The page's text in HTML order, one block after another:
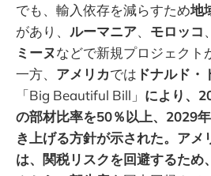
でも、輸入依存を減らすため地
があり、 ルーマニア、 モロッコ、
ミーヌなどで新規プロジェクト
一方、 アメリカでは ドナルド・
「Big Beautiful Bill」 により、
の部材比率を50％以上、2029
き上げる方針が示された。アメ
は、関税リスクを回避するため